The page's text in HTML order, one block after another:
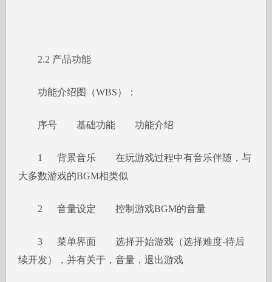
2.2 产品功能
功能介绍图（WBS）：
序号 基础功能 功能介绍
1 背景音乐
在玩游戏过程中有音乐伴随，与
大多数游戏的BGM相类似
2 音量设定 控制游戏BGM的音量
3 菜单界面
选择开始游戏（选择难度-待后
续开发），并有关于，音量，退出游戏